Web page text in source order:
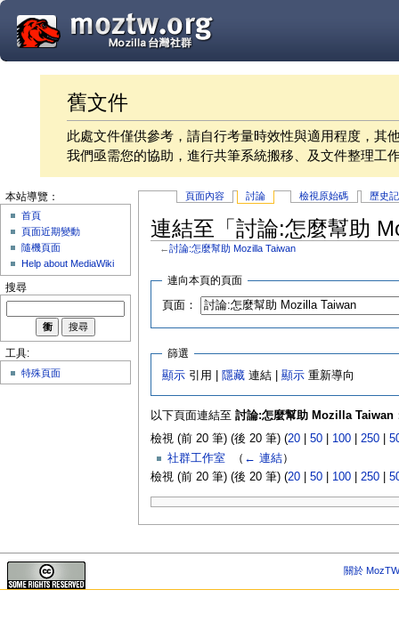
舊文件
此處文件僅供參考，請自行考量時效性與適用程度，其
我們亟需您的協助，進行共筆系統搬移、及文件整理工
頁面內容 討論 檢視原始碼 歷史
連結至「討論:怎麼幫助
←討論:怎麼幫助 Mozilla Taiwan
連向本頁的頁面
頁面：
篩選
顯示 引用 | 隱藏 連結 |顯示 重新導向
以下頁面連結至 討論:怎麼幫助 Mozilla Taiwan
檢視 (前 20 筆) (後 20 筆) (20| 50| 100| 250|
社群工作室‎ （ ← 連結）
檢視 (前 20 筆) (後 20 筆) (20| 50| 100| 250|
本站導覽：
首頁
頁面近期變動
隨機頁面
Help about MediaWiki
搜尋
工具:
特殊頁面
關於